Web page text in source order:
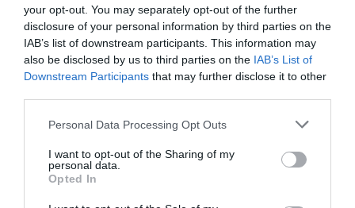
your opt-out. You may separately opt-out of the further
disclosure of your personal information by third parties on the
IAB’s list of downstream participants. This information may
also be disclosed by us to third parties on the IAB’s List of
Downstream Participants that may further disclose it to other
Please note that this website/app uses one or more Google
not limited to your visit or usage behaviour. You may click to
grant or deny consent to Google and its third-party tags to
use your data for below specified purposes in below Google
consent section.
Personal Data Processing Opt Outs
I want to opt-out of the Sharing of my
personal data.
Opted In
sikerül
állampapír kamat befektetés magyar államkincstár